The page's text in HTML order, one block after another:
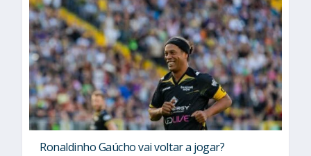
Ronaldinho Gaúcho vai voltar a jogar?